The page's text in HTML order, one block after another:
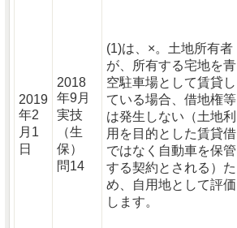
2019
年2
月1
日
2018
年9月
実技
（生
保）
問14
(1)は、×。土地所有者
が、所有する宅地を青
空駐車場として賃貸し
ている場合、借地権等
は発生しない（土地利
用を目的とした賃貸借
ではなく自動車を保管
する契約とされる）た
め、自用地として評価
します。